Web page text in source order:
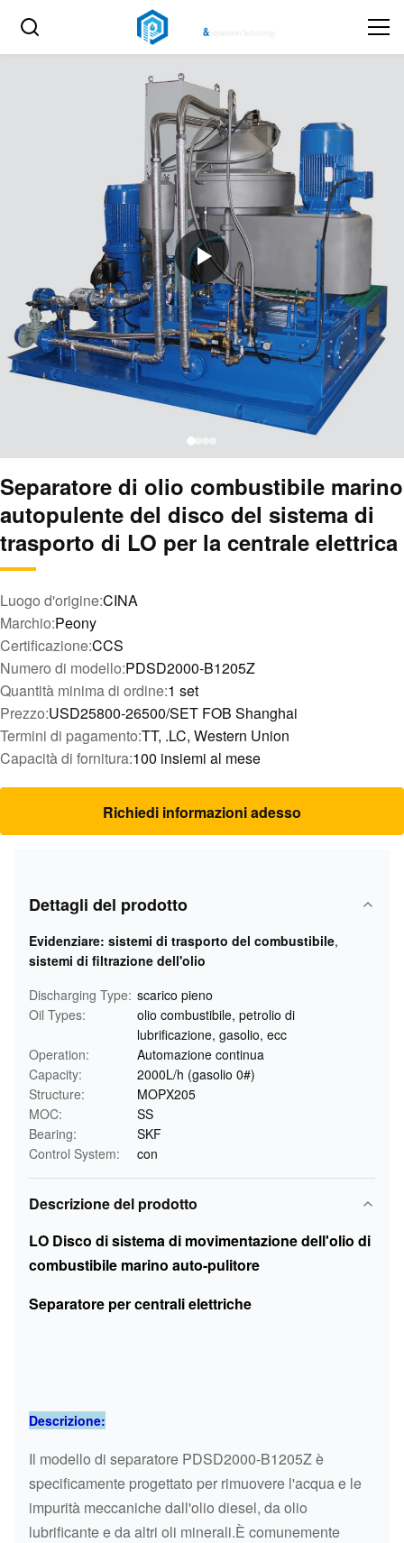
Separatore di olio combustibile marino
autopulente del disco del sistema di
trasporto di LO per la centrale elettrica
Luogo d'origine:CINA
Marchio:Peony
Certificazione:CCS
Numero di modello:PDSD2000-B1205Z
Quantità minima di ordine:1 set
Prezzo:USD25800-26500/SET FOB Shanghai
Termini di pagamento:TT, .LC, Western Union
Capacità di fornitura:100 insiemi al mese
Richiedi informazioni adesso
Dettagli del prodotto
Evidenziare: sistemi di trasporto del combustibile,
sistemi di filtrazione dell'olio
Discharging Type: scarico pieno
Oil Types:
olio combustibile, petrolio di
lubrificazione, gasolio, ecc
Operation:
Automazione continua
Capacity:
2000L/h (gasolio 0#)
Structure:
MOPX205
MOC:
SS
Bearing:
SKF
Control System:
con
Descrizione del prodotto
LO Disco di sistema di movimentazione dell'olio di
combustibile marino auto-pulitore
Separatore per centrali elettriche
Descrizione:
Il modello di separatore PDSD2000-B1205Z è
specificamente progettato per rimuovere l'acqua e le
impurità meccaniche dall'olio diesel, da olio
lubrificante e da altri oli minerali.È comunemente